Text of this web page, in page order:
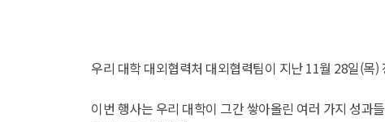
우리 대학 대외협력처 대외협력팀이 지난 11월 28일(목
이번 행사는 우리 대학이 그간 쌓아올린 여러 가지 성과